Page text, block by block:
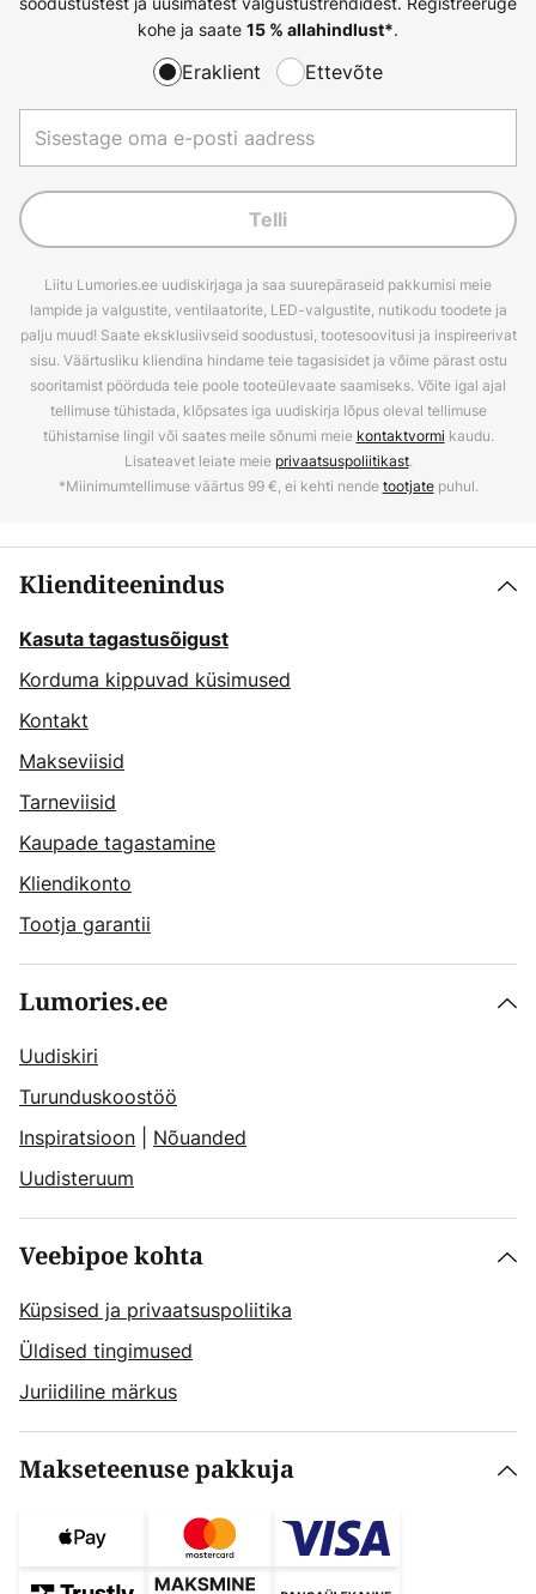
kohe ja saate 15 % allahindlust*.
Eraklient Ettevõte
Telli
Liitu Lumories.ee uudiskirjaga ja saa suurepäraseid pakkumisi meie
lampide ja valgustite, ventilaatorite, LED-valgustite, nutikodu toodete ja
palju muud! Saate eksklusiivseid soodustusi, tootesoovitusi ja inspireerivat
sisu. Väärtusliku kliendina hindame teie tagasisidet ja võime pärast ostu
sooritamist pöörduda teie poole tooteülevaate saamiseks. Võite igal ajal
tellimuse tühistada, klõpsates iga uudiskirja lõpus oleval tellimuse
tühistamise lingil või saates meile sõnumi meie kontaktvormi kaudu.
Lisateavet leiate meie privaatsuspoliitikast.
*Miinimumtellimuse väärtus 99 €, ei kehti nendetootjatepuhul.
Klienditeenindus
Kasuta tagastusõigust
Korduma kippuvad küsimused
Kontakt
Makseviisid
Tarneviisid
Kaupade tagastamine
Kliendikonto
Tootja garantii
Lumories.ee
Uudiskiri
Turunduskoostöö
Inspiratsioon
Nõuanded
Uudisteruum
Veebipoe kohta
Küpsised ja privaatsuspoliitika
Üldised tingimused
Juriidiline märkus
Makseteenuse pakkuja